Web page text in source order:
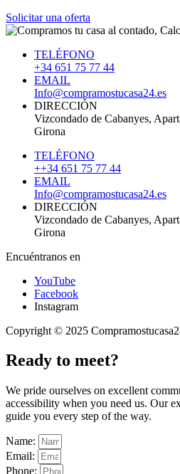
Solicitar una oferta
TELÉFONO
+34 651 75 77 44
EMAIL
Info@compramostucasa24.es
DIRECCIÓN
Vizcondado de Cabanyes,
Girona
TELÉFONO
++34 651 75 77 44
EMAIL
Info@compramostucasa24.es
DIRECCIÓN
Vizcondado de Cabanyes,
Girona
Encuéntranos en
YouTube
Facebook
Instagram
Copyright © 2025
Ready to meet?
We pride ourselves on excellent
accessibility when you need us. Our
guide you every step of the way.
Name:
Email:
Phone: